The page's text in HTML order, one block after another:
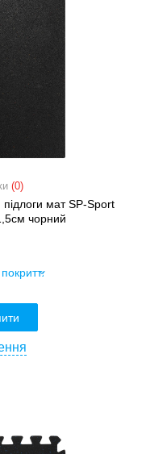
(0)
мат SP-Sport
чорний